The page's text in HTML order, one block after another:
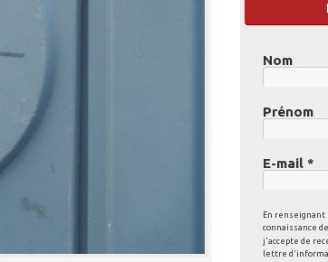
Nom
Prénom
E-mail *
En
connaissance
j'accepte de
lettre